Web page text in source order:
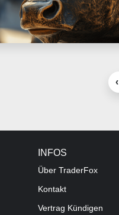
‹
INFOS
Über TraderFox
Kontakt
Vertrag Kündigen